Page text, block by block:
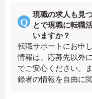
現職の求人も見
とで現職に転職
いますか？
転職サポートにお申
情報は、応募先以外
でご安心ください。
録者の情報を自由に